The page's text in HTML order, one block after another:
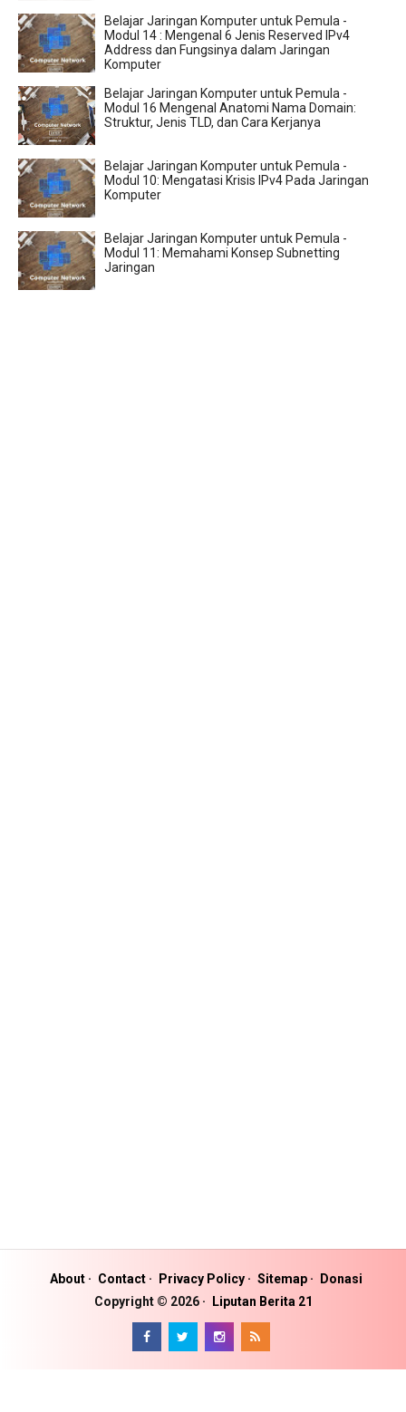
Belajar Jaringan Komputer untuk Pemula -
Modul 14 : Mengenal 6 Jenis Reserved IPv4
Address dan Fungsinya dalam Jaringan
Komputer
Belajar Jaringan Komputer untuk Pemula -
Modul 16 Mengenal Anatomi Nama Domain:
Struktur, Jenis TLD, dan Cara Kerjanya
Belajar Jaringan Komputer untuk Pemula -
Modul 10: Mengatasi Krisis IPv4 Pada Jaringan
Komputer
Belajar Jaringan Komputer untuk Pemula -
Modul 11: Memahami Konsep Subnetting
Jaringan
About Contact Privacy Policy Sitemap
Donasi
Copyright © 2026 Liputan Berita 21